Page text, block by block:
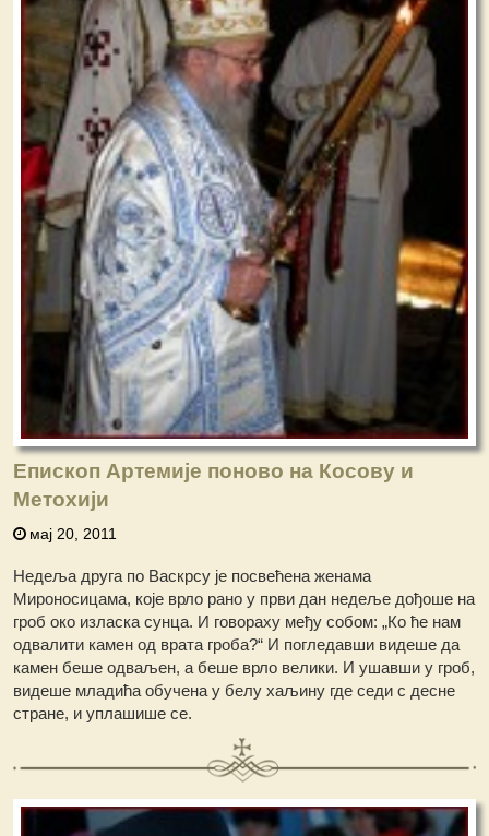
Епископ Артемије поново на Косову и
Метохији
мај 20, 2011
Недеља друга по Васкрсу је посвећена женама
Мироносицама, које врло рано у први дан недеље дођоше на
гроб око изласка сунца. И говораху међу собом: „Ко ће нам
одвалити камен од врата гроба?“ И погледавши видеше да
камен беше одваљен, а беше врло велики. И ушавши у гроб,
видеше младића обучена у белу хаљину где седи с десне
стране, и уплашише се.